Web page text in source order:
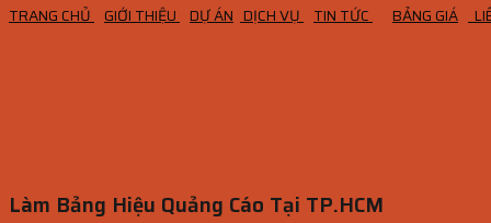
TRANG CHỦ GIỚI THIỆU DỰ ÁN DỊCH VỤ TIN TỨC BẢNG GIÁ
Làm Bảng Hiệu Quảng Cáo Tại TP.HCM